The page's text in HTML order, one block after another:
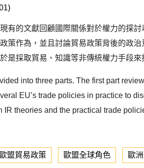
有的文獻回顧國際關係對於權力的探
策作為，並且討論貿易政策背後的政
是採取貿易、知識等非傳統權力手段
into three parts. The first part
EU’s trade policies in practice to
IR theories and the practical trade
歐盟貿易政策 歐盟全球角色 歐